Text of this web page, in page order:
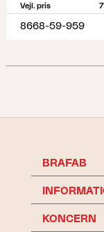
Vejl. pris
8668-59-959
BRAFAB
KONCERN